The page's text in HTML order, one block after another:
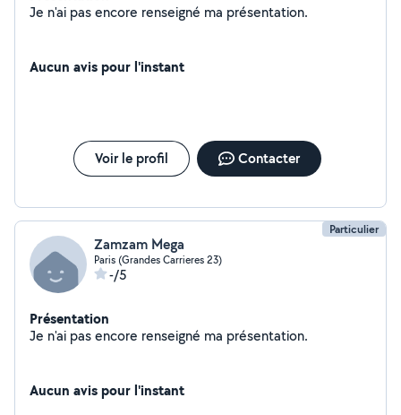
Je n'ai pas encore renseigné ma présentation.
Aucun avis pour l'instant
Voir le profil Contacter
Particulier
Zamzam Mega
Paris (Grandes Carrieres 23)
-/5
Présentation
Je n'ai pas encore renseigné ma présentation.
Aucun avis pour l'instant